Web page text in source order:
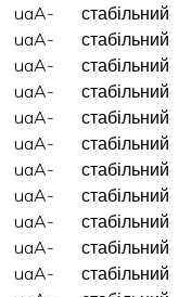
uaA-
стабільний
uaA-
стабільний
uaA-
стабільний
uaA-
стабільний
uaA-
стабільний
uaA-
стабільний
uaA-
стабільний
uaA-
стабільний
uaA-
стабільний
uaA-
стабільний
uaA-
стабільний